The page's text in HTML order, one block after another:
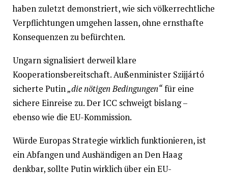
haben zuletzt demonstriert, wie sich völkerrechtliche
Verpflichtungen umgehen lassen, ohne ernsthafte
Konsequenzen zu befürchten.
Ungarn signalisiert derweil klare
Kooperationsbereitschaft. Außenminister Szijjártó
sicherte Putin„die nötigen Bedingungen“für eine
sichere Einreise zu. Der ICC schweigt bislang –
ebenso wie die EU-Kommission.
Würde Europas Strategie wirklich funktionieren, ist
ein Abfangen und Aushändigen an Den Haag
denkbar, sollte Putin wirklich über ein EU-